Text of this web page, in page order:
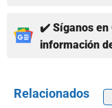
✔️ Síganos en
información
Relacionados